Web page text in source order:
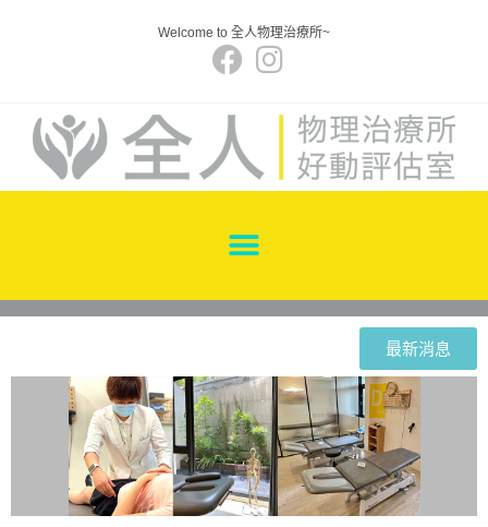
Welcome to 全人物理治療所~
最新消息